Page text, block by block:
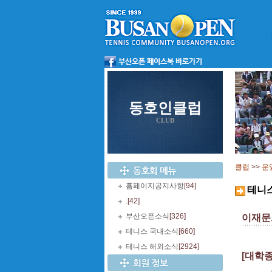
동호인클럽
CLUB
홈페이지공지사항[94]
.[42]
부산오픈소식 [326]
테니스 국내소식 [660]
테니스 해외소식 [2924]
클럽 >> 운
테니
이재
[대학